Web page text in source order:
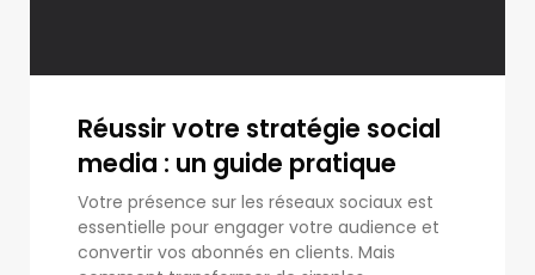
Réussir votre stratégie social
media : un guide pratique
Votre présence sur les réseaux sociaux est
essentielle pour engager votre audience et
convertir vos abonnés en clients. Mais